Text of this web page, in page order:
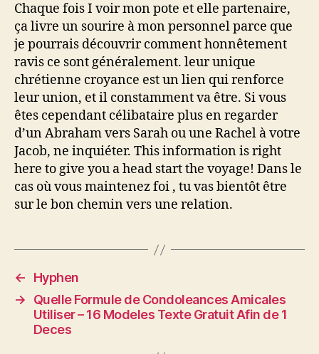
Chaque fois I voir mon pote et elle partenaire,
ça livre un sourire à mon personnel parce que
je pourrais découvrir comment honnêtement
ravis ce sont généralement. leur unique
chrétienne croyance est un lien qui renforce
leur union, et il constamment va être. Si vous
êtes cependant célibataire plus en regarder
d’un Abraham vers Sarah ou une Rachel à votre
Jacob, ne inquiéter. This information is right
here to give you a head start the voyage! Dans le
cas où vous maintenez foi , tu vas bientôt être
sur le bon chemin vers une relation.
←
Hyphen
→
Quelle Formule de Condoleances Amicales
Utiliser – 16 Modeles Texte Gratuit Afin de 1
Deces